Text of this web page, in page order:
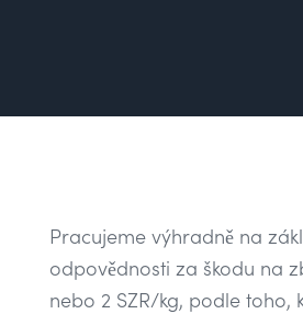
Pracujeme výhradně na
odpovědnosti za škodu na
nebo 2 SZR/kg, podle